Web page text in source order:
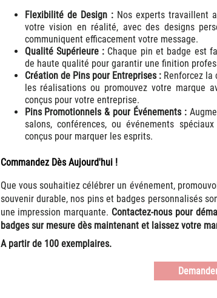
Flexibilité de Design :Nos experts travaillent
votre vision en réalité, avec des designs
communiquent efficacement votre message.
Qualité Supérieure : Chaque pin et badge est
de haute qualité pour garantir une finition
Création de Pins pour Entreprises :Renforcez la
les réalisations ou promouvez votre marque
conçus pour votre entreprise.
Pins Promotionnels & pour Événements :
salons, conférences, ou événements
conçus pour marquer les esprits.
Commandez Dès Aujourd'hui !
Que vous souhaitiez célébrer un événement,
souvenir durable, nos pins et badges personnalisés
une impression marquante. Contactez-nous pour
badges sur mesure dès maintenant et laissez votre
A partir de 100 exemplaires.